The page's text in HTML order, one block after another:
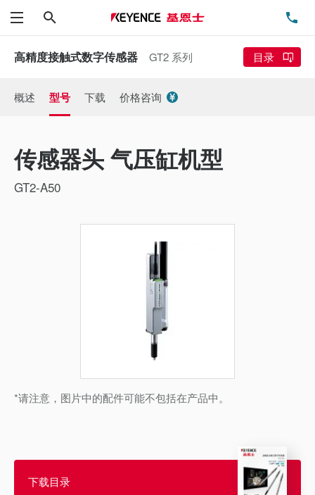
菜单
高精度接触式数字传感器 GT2 系列 目录
概述 型号 下载 价格咨询
传感器头 气压缸机型
GT2-A50
*请注意，图片中的配件可能不包括在产品中。
下载目录